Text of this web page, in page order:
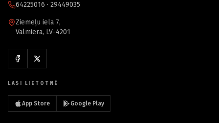
64225016 · 29449035
Ziemeļu iela 7,
Valmiera, LV-4201
LASI LIETOTNĒ
App Store Google Play